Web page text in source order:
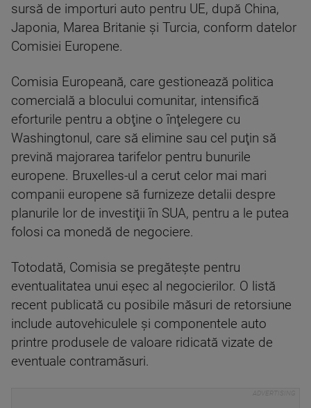
sursă de importuri auto pentru UE, după China,
Japonia, Marea Britanie şi Turcia, conform datelor
Comisiei Europene.
Comisia Europeană, care gestionează politica
comercială a blocului comunitar, intensifică
eforturile pentru a obţine o înţelegere cu
Washingtonul, care să elimine sau cel puţin să
prevină majorarea tarifelor pentru bunurile
europene. Bruxelles-ul a cerut celor mai mari
companii europene să furnizeze detalii despre
planurile lor de investiţii în SUA, pentru a le putea
folosi ca monedă de negociere.
Totodată, Comisia se pregăteşte pentru
eventualitatea unui eşec al negocierilor. O listă
recent publicată cu posibile măsuri de retorsiune
include autovehiculele şi componentele auto
printre produsele de valoare ridicată vizate de
eventuale contramăsuri.